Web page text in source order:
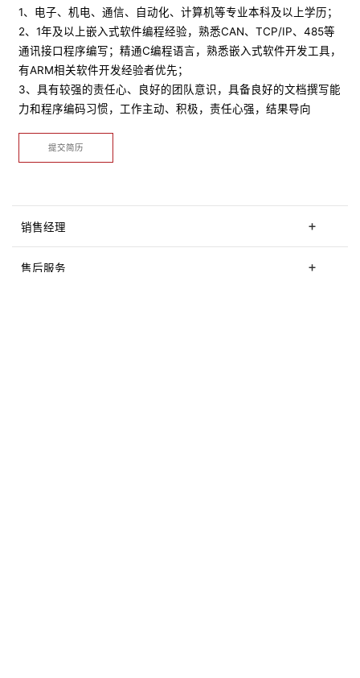
1、电子、机电、通信、自动化、计算机等专业本科及以上学历；
2、1年及以上嵌入式软件编程经验，熟悉CAN、TCP/IP、485等
通讯接口程序编写；精通C编程语言，熟悉嵌入式软件开发工具，
有ARM相关软件开发经验者优先；
3、具有较强的责任心、良好的团队意识，具备良好的文档撰写能
力和程序编码习惯，工作主动、积极，责任心强，结果导向
提交简历
销售经理
售后服务